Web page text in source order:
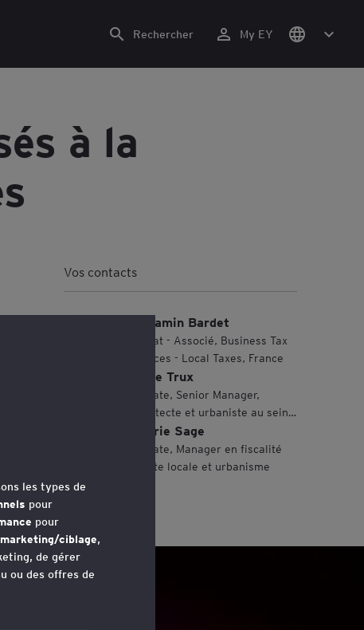
Rechercher My EY
à la
Vos contacts
Benjamin Bardet
Avocat - Associé, Business Tax
Services - Local Taxes, France
Laure Trux
Avocate, Senior Manager,
Architecte et urbaniste au sein
d'EY Avocats.
Valérie Sage
Avocate, Manager en fiscalité
directe locale et urbanisme
les types de
pour
pour
ciblage,
de gérer
ou des offres de